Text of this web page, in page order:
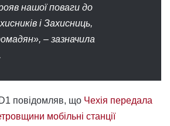
нашої поваги до
і Захисниць,
– зазначила
повідомляв, що Чехія передала
мобільні станції